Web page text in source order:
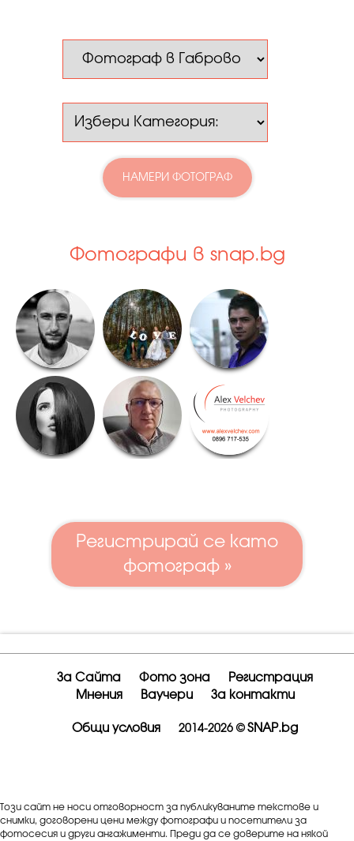
НАМЕРИ ФОТОГРАФ
Фотографи в snap.bg
Регистрирай се като
фотограф »
За Сайта Фото зона
Регистрация
Мнения
Ваучери За контакти
Общи условия 2014-2026 © SNAP.bg
Този сайт не носи отговорност за публикуваните текстове и
снимки, договорени цени между фотографи и посетители за
фотосесия и други ангажименти. Преди да се доверите на някой